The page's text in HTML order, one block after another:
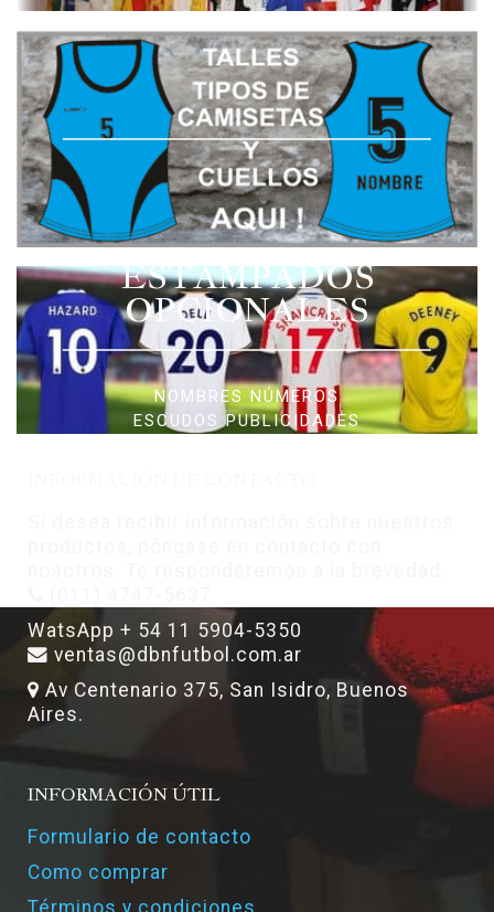
ESTAMPADOS
OPCIONALES
NOMBRES NÚMEROS
ESCUDOS PUBLICIDADES
WatsApp + 54 11 5904-5350
ventas@dbnfutbol.com.ar
Av Centenario 375, San Isidro, Buenos
Aires.
INFORMACIÓN ÚTIL
Formulario de contacto
Como comprar
Términos y condiciones